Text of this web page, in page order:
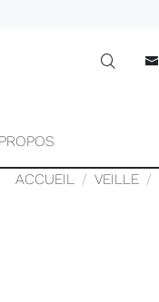
ACCUEIL VEILLE